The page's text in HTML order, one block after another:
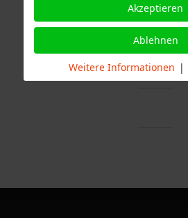
Termine
Akzeptieren
Ablehnen
Weitere Informationen |